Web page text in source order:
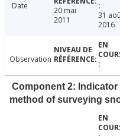
Date
20 mai
2011
31
2016
Observation
Component 2:
method of surveying